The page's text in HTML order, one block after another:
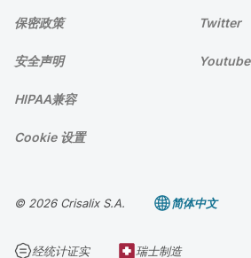
保密政策
安全声明
HIPAA兼容
Cookie 设置
Twitter
Youtube
© 2026 Crisalix S.A. 简体中文
经统计证实 瑞士制造